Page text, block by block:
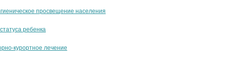
просвещение населения
ребенка
курортное лечение